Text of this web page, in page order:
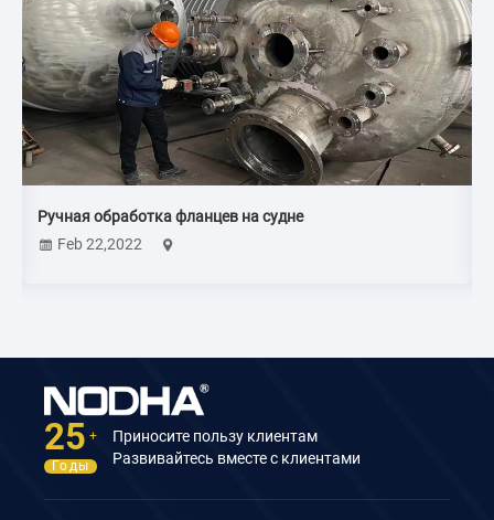
Применение портативных круговых
производственном процессе кранов для
25 +
Годы
Приносите пользу клиентам
Развивайтесь вместе с клиентами